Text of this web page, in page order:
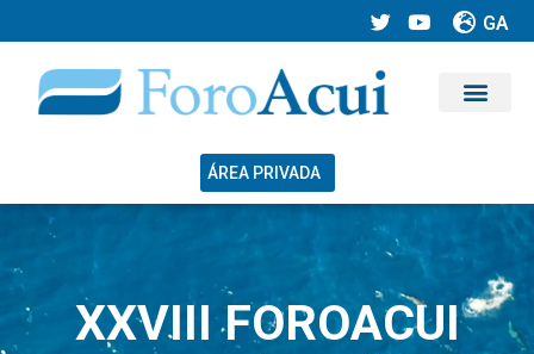
GA
ÁREA PRIVADA
XXVIII FOROACUI